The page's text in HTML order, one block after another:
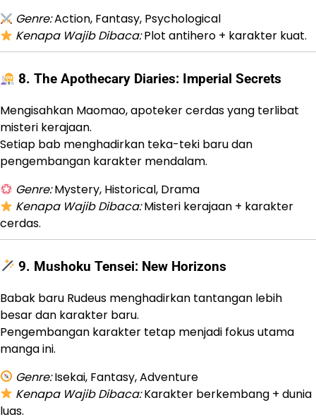
Genre:Action, Fantasy, Psychological
Kenapa Wajib Dibaca:Plot antihero + karakter kuat.
8.The Apothecary Diaries: Imperial Secrets
Mengisahkan Maomao, apoteker cerdas yang terlibat
misteri kerajaan.
Setiap bab menghadirkan teka-teki baru dan
pengembangan karakter mendalam.
Genre:Mystery, Historical, Drama
Kenapa Wajib Dibaca:Misteri kerajaan + karakter
cerdas.
9. Mushoku Tensei: New Horizons
Babak baru Rudeus menghadirkan tantangan lebih
besar dan karakter baru.
Pengembangan karakter tetap menjadi fokus utama
manga ini.
Genre:Isekai, Fantasy, Adventure
Kenapa Wajib Dibaca:Karakter berkembang + dunia
luas.